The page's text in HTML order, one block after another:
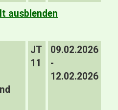
ausblenden
JT
11
09.02.2026
-
12.02.2026